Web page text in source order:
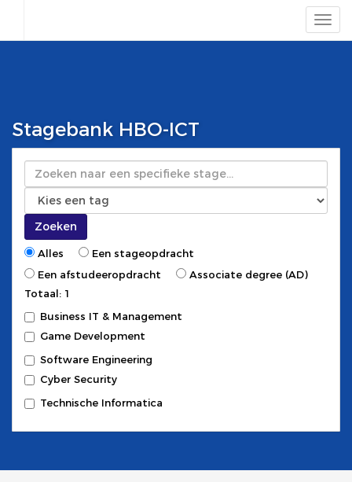
Stagebank HBO-ICT
Zoeken
Zoeken
Alles
Een stageopdracht
Een afstudeeropdracht
Associate degree (AD)
Totaal: 1
Business IT & Management
Game Development
Software Engineering
Cyber Security
Technische Informatica